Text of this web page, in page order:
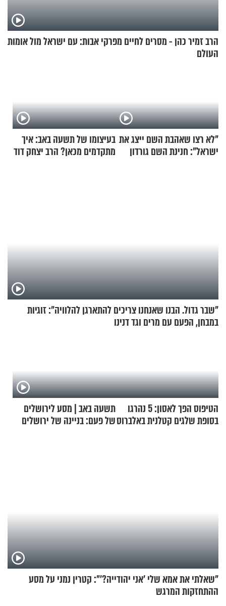
הרב זמיר כהן - מסרים לחיים מפרקי אבות: עם ישראל מול אומות
העולם
"לא רצו שאהבת השם ייצג את
ישראל": חנינת השם גורדון
בעיצומו של תשעה באב: איך
מתקדמים מכאן? הרב יצחק דוד
"שבר גדול. הבנו שאנחנו צריכים להתארגן להלוויה": זוגיות
במבחן, הפעם עם מרים וגד דנינו
הטיפוס הפך לאסון: 5 נהרגו
בסופת שלגים קטלנית באלברוס
תשעה באב | מסע לירושלים
של פעם: בניינה של ירושלים
"שאלתי את אמא שלי 'אני יהודייה?'": קטרין נמני על מסע
ההתחזקות המרגש